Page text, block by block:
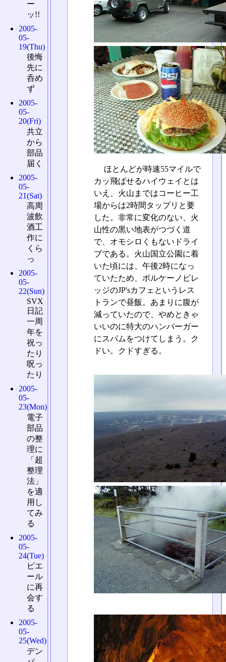
ほとんどが時速55マイルで
カッ飛ばせるハイウェイとは
いえ、火山まではコーヒー工
場からは2時間タップリと要
した。非常に変化のない、火
山性の黒い地表がつづく道
で、オモシロくもないドライ
ブである。火山国立公園に着
いた頃には、午後2時になっ
ていたため、ボルケーノビレ
ッジのJP'sカフェというレス
トランで昼飯。あまりに腹が
減っていたので、やめときゃ
いいのに特大のハンバーガー
にスパムをつけてしまう。ク
ドい。クドすぎる。
ー
ッ!!
2005-
05-
19(Thu)
後悔
先に
呑め
ず
2005-
05-
20(Fri)
共立
から
部品
届く
2005-
05-
21(Sat)
高周
波飲
酒工
作に
くら
っ
2005-
05-
22(Sun)
SVX
日記
一周
年を
祝っ
たり
呪っ
たり
2005-
05-
23(Mon)
電子
部品
の整
理に
「超
整理
法」
を適
用し
てみ
る
2005-
05-
24(Tue)
ピエ
ール
に再
会す
る
2005-
05-
25(Wed)
デン